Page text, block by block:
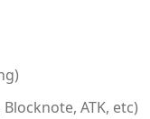
ATK, etc)